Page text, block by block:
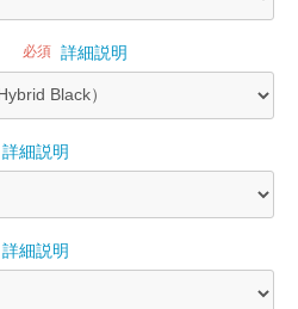
必須 詳細説明
詳細説明
詳細説明